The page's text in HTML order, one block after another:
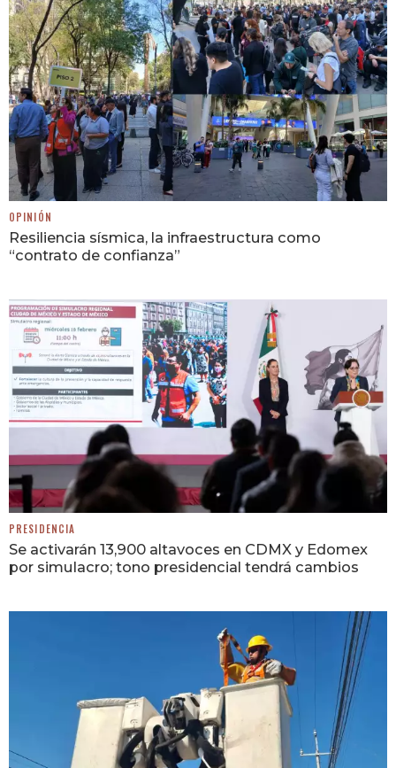
OPINIÓN
Resiliencia sísmica, la infraestructura como
“contrato de confianza”
PRESIDENCIA
Se activarán 13,900 altavoces en CDMX y Edomex
por simulacro; tono presidencial tendrá cambios